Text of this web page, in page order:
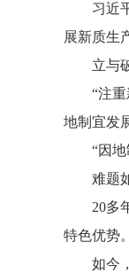
习近
展新质生
立与
“注
地制宜发
“因
难题
20多
特色优势。
如今